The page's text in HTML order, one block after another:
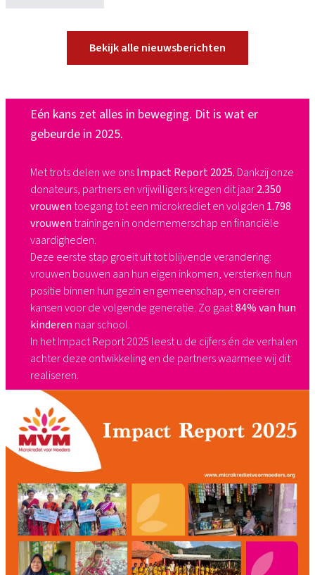
Bekijk alle nieuwsberichten
Eén kans zet alles in beweging. Dit is wat er
gebeurde in 2025.​
Met trots delen we onsImpact Report 2025. Dankzij onze
donateurs, partners en vrijwilligers kregen dit jaar2.350
vrouwen toegang tot een microkrediet en volgden 1.798
vrouwen trainingen in ondernemerschap en financiële
vaardigheden.​
Deze eerste stap groeit uit tot blijvende verandering:
vrouwen bouwen aan hun eigen inkomen, versterken hun
positie binnen hun gezin en gemeenschap, en creëren
kansen voor de volgende generatie. Zo gaat84% van hun
kinderen naar school.​
In het Impact Report 2025 leest u de cijfers én de verhalen
achter deze ontwikkeling en de partners waarmee wij dit
realiseren.